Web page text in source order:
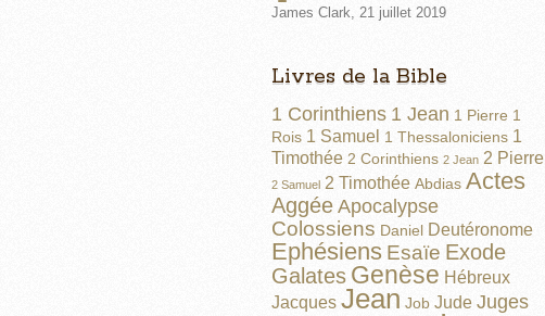
James Clark, 21 juillet 2019
Livres de la Bible
1 Corinthiens 1 Jean 1 Pierre 1
Rois 1 Samuel 1 Thessaloniciens 1
Timothée 2 Corinthiens 2 Jean 2 Pierre
2 Samuel 2 Timothée Abdias Actes
Aggée Apocalypse
Colossiens Daniel Deutéronome
Ephésiens Esaïe Exode
Galates Genèse Hébreux
Jacques Jean Job Jude Juges